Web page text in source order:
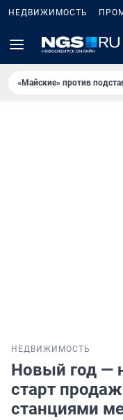
НЕДВИЖИМОСТЬ
«Майские» против
НЕДВИЖИМОСТЬ
Новый год —
старт
станциями